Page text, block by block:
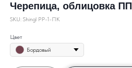
Черепица, облицовка ПП
SKU: Shingl PP-1-ПК
Цвет
Бордовый